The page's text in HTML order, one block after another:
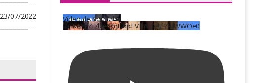
23/07/2022 Vídeo de YouTube
UCKqYjiZi7lzy6gqU6pFVFiA_A3EZ9JWWOe0